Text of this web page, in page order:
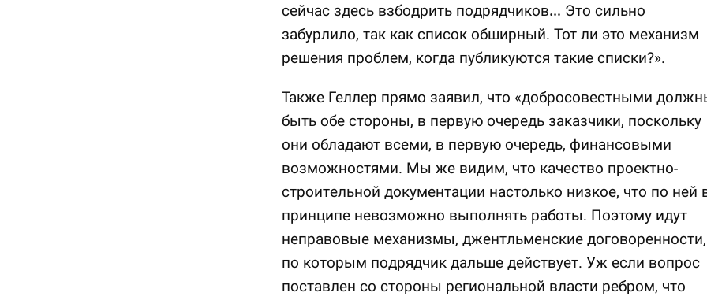
сейчас здесь взбодрить подрядчиков… Это сильно
забурлило, так как список обширный. Тот ли это механизм
решения проблем, когда публикуются такие списки?».
Также Геллер прямо заявил, что «добросовестными
быть обе стороны, в первую очередь заказчики, поскольку
они обладают всеми, в первую очередь, финансовыми
возможностями. Мы же видим, что качество проектно-
строительной документации настолько низкое, что по ней
принципе невозможно выполнять работы. Поэтому идут
неправовые механизмы, джентльменские договоренности,
по которым подрядчик дальше действует. Уж если вопрос
поставлен со стороны региональной власти ребром, что